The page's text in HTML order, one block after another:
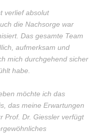
verlief absolut
die Nachsorge war
Das gesamte Team
aufmerksam und
mich durchgehend sicher
habe.
möchte ich das
das meine Erwartungen
Prof. Dr. Giessler verfügt